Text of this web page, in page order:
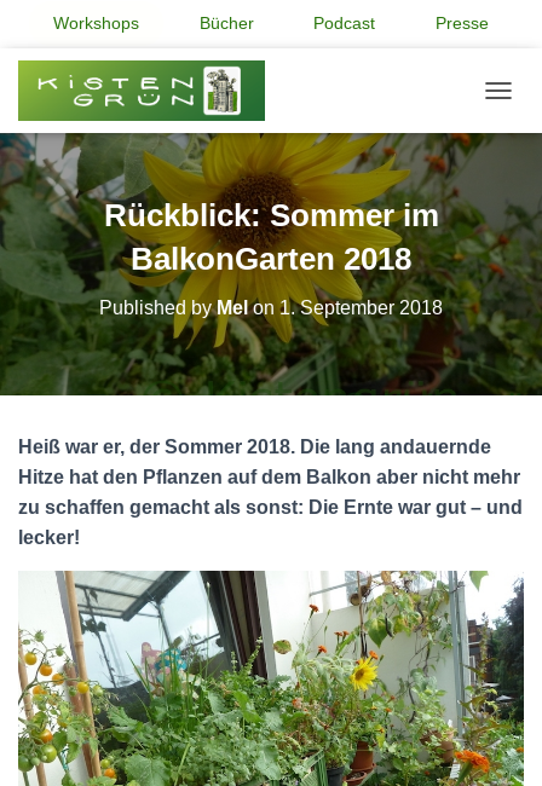
Workshops Bücher Podcast Presse
Rückblick: Sommer im
BalkonGarten 2018
Published byMelon 1. September 2018
Heiß war er, der Sommer 2018. Die lang andauernde
Hitze hat den Pflanzen auf dem Balkon aber nicht mehr
zu schaffen gemacht als sonst: Die Ernte war gut – und
lecker!